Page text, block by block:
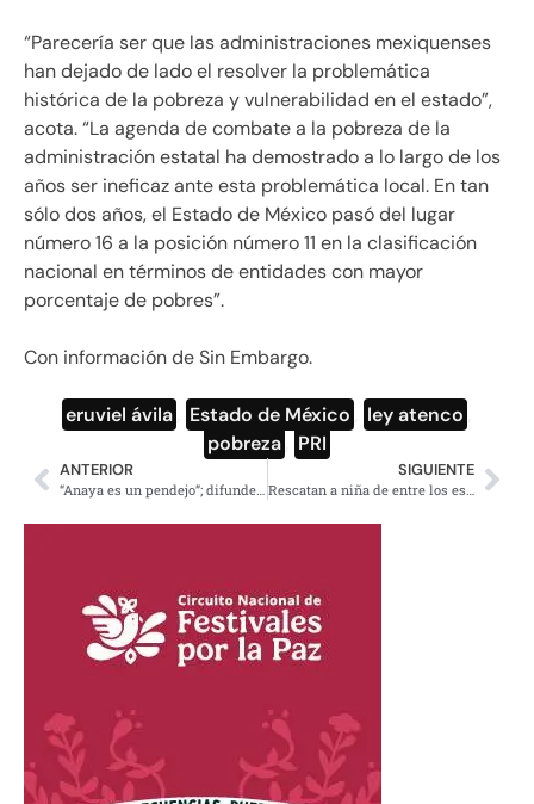
“Parecería ser que las administraciones mexiquenses
han dejado de lado el resolver la problemática
histórica de la pobreza y vulnerabilidad en el estado”,
acota. “La agenda de combate a la pobreza de la
administración estatal ha demostrado a lo largo de los
años ser ineficaz ante esta problemática local. En tan
sólo dos años, el Estado de México pasó del lugar
número 16 a la posición número 11 en la clasificación
nacional en términos de entidades con mayor
porcentaje de pobres”.
Con información de Sin Embargo.
eruviel ávila Estado de México ley atenco
pobreza
PRI
ANTERIOR
“Anaya es un pendejo”; difunden audio que revela pugnas panistas
SIGUIENTE
Rescatan a niña de entre los escombros en Italia (video)